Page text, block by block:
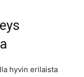
hyvin erilaista